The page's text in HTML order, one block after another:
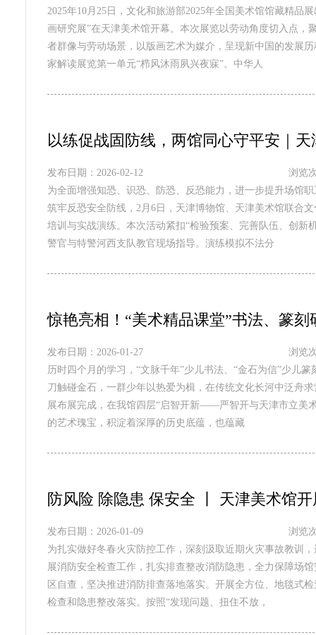
2025年10月25日，文化和旅游部2025年全国美术馆馆藏精
画研究展”在天津美术馆开幕。本次展览以劳动角度切入点
者群像与劳动场景，以版画艺术为媒介，呈现新中国的发展
家解读展览第一单元“栉风沐雨夙兴夜寐”。中华人
以练促战固防线，两馆同心守平安｜
发布日期：2026-02-12
浏览
为全面增强知恐、识恐、防恐、反恐能力，进一步提升场馆
筑牢反恐安全防线，2月6日，天津博物馆、天津美术馆联合
培训与实战演练。本次活动紧扣“检验预案、完善队伍、创新
警官与特警河西支队教官现场指导。演练模拟不法分
惊艳亮相！“美术精品课堂”书法、篆
发布日期：2026-01-27
浏览
历时四个月的学习，“文脉千年”少儿书法、“金石为信”少儿
刀触碰金石，一群少年以热爱为楫，在传统文化长河中泛舟
展布展完成，在我馆四层“启智开新——严智开与天津市立美
的艺术瑰宝，积淀着深厚的历史底蕴，也蕴藏
防风险 除隐患 保安全 丨 天津美术馆
发布日期：2026-01-09
浏览
为扎实做好冬春火灾防控工作，深刻汲取近期火灾事故教训
展消防安全检查工作，扎实排查整改消防隐患，全力保障场
区自查，坚决推进消防排查落地落实。开展全方位、地毯式
检查和隐患整改落实。按照“发现问题、扭住不放，